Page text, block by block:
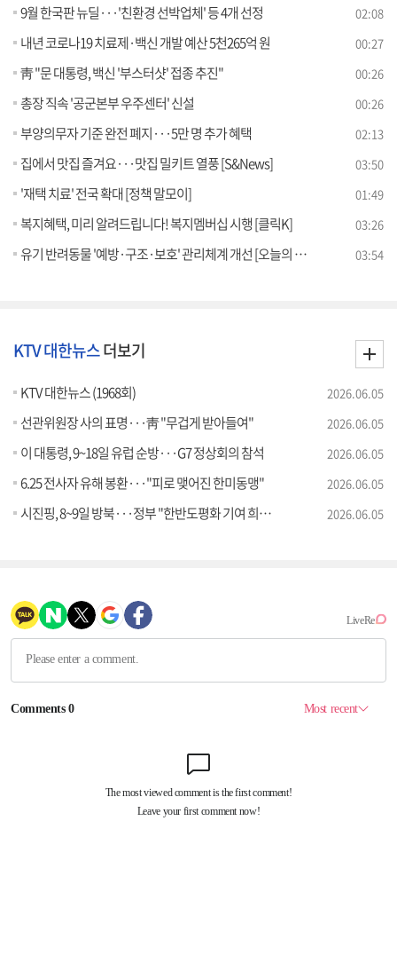
9월 한국판 뉴딜···'친환경 선박업체' 등 4개 선정 02:08
내년 코로나19 치료제·백신 개발 예산 5천265억 원 00:27
靑 "문 대통령, 백신 '부스터샷' 접종 추진" 00:26
총장 직속 '공군본부 우주센터' 신설 00:26
부양의무자 기준 완전 폐지···5만 명 추가 혜택 02:13
집에서 맛집 즐겨요···맛집 밀키트 열풍 [S&News] 03:50
'재택 치료' 전국 확대 [정책 말모이] 01:49
복지혜택, 미리 알려드립니다! 복지멤버십 시행 [클릭K] 03:26
유기 반려동물 '예방·구조·보호' 관리체계 개선 [오늘의 브리핑] 03:54
KTV 대한뉴스더보기
KTV 대한뉴스 (1968회) 2026.06.05
선관위원장 사의 표명···靑 "무겁게 받아들여" 2026.06.05
이 대통령, 9~18일 유럽 순방···G7 정상회의 참석 2026.06.05
6.25 전사자 유해 봉환···"피로 맺어진 한미동맹" 2026.06.05
시진핑, 8~9일 방북···정부 "한반도평화 기여 희망" 2026.06.05